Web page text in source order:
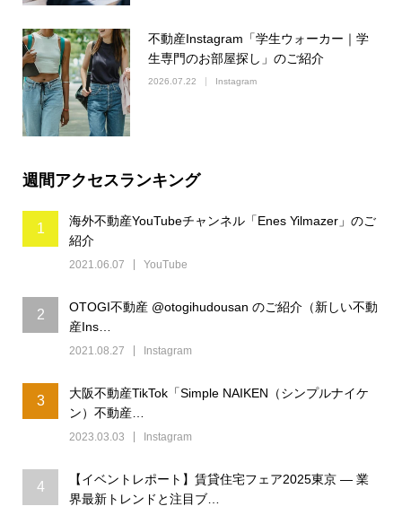
不動産Instagram「学生ウォーカー｜学
生専門のお部屋探し」のご紹介
2026.07.22 Instagram
週間アクセスランキング
1
海外不動産YouTubeチャンネル「Enes Yilmazer」のご
紹介
2021.06.07 YouTube
2
OTOGI不動産 @otogihudousan のご紹介（新しい不動
産Ins…
2021.08.27 Instagram
3
大阪不動産TikTok「Simple NAIKEN（シンプルナイケ
ン）不動産…
2023.03.03 Instagram
4
【イベントレポート】賃貸住宅フェア2025東京 ― 業
界最新トレンドと注目ブ…